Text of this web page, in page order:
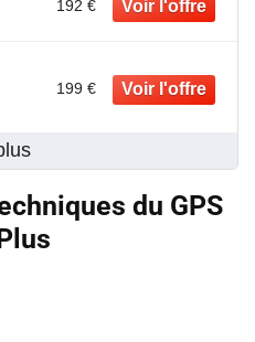
192 €
199 €
du GPS